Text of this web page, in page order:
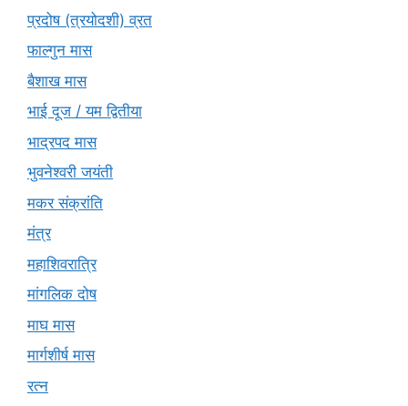
प्रदोष (त्रयोदशी) व्रत
फाल्गुन मास
बैशाख मास
भाई दूज / यम द्वितीया
भाद्रपद मास
भुवनेश्वरी जयंती
मकर संक्रांति
मंत्र
महाशिवरात्रि
मांगलिक दोष
माघ मास
मार्गशीर्ष मास
रत्न